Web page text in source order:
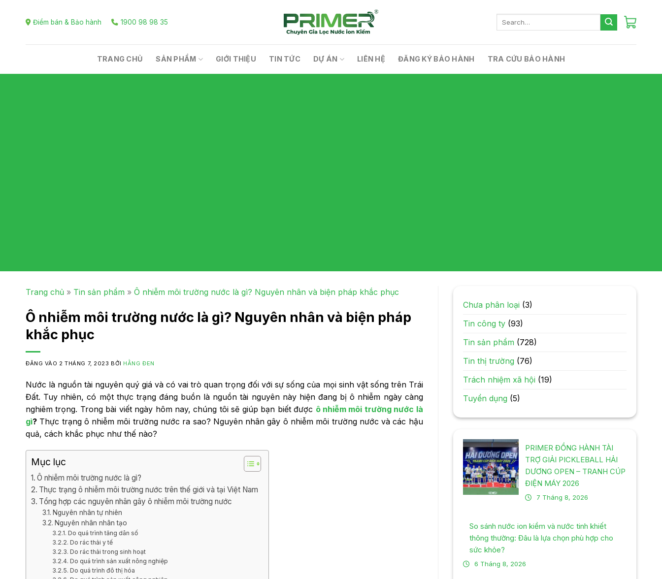
Điểm bán & Bảo hành 1900 98 98 35
TRANG CHỦ SẢN PHẨM GIỚI THIỆU TIN TỨC DỰ ÁN LIÊN HỆ ĐĂNG KÝ BẢO HÀNH TRA CỨU BẢO HÀNH
Trang chủ » Tin sản phẩm » Ô nhiễm môi trường nước là gì? Nguyên nhân và biện pháp khắc phục
Ô nhiễm môi trường nước là gì? Nguyên nhân và biện pháp
khắc phục
ĐĂNG VÀO 2 THÁNG 7, 2023 BỞI HẰNG ĐEN
Nước là nguồn tài nguyên quý giá và có vai trò quan trọng đối với sự sống của mọi sinh vật sống trên Trái
Đất. Tuy nhiên, có một thực trạng đáng buồn là nguồn tài nguyên này hiện đang bị ô nhiễm ngày càng
nghiêm trọng. Trong bài viết ngày hôm nay, chúng tôi sẽ giúp bạn biết được ô nhiễm môi trường nước là
gì? Thực trạng ô nhiễm môi trường nước ra sao? Nguyên nhân gây ô nhiễm môi trường nước và các hậu
quả, cách khắc phục như thế nào?
Mục lục
Ô nhiễm môi trường nước là gì?
Thực trạng ô nhiễm môi trường nước trên thế giới và tại Việt Nam
Tổng hợp các nguyên nhân gây ô nhiễm môi trường nước
Nguyên nhân tự nhiên
Nguyên nhân nhân tạo
Do quá trình tăng dân số
Do rác thải y tế
Do rác thải trong sinh hoạt
Do quá trình sản xuất nông nghiệp
Do quá trình đô thị hóa
Chưa phân loại (3)
Tin công ty(93)
Tin sản phẩm (728)
Tin thị trường (76)
Trách nhiệm xã hội (19)
Tuyển dụng (5)
PRIMER ĐỒNG HÀNH TÀI
TRỢ GIẢI PICKLEBALL HẢI
DƯƠNG OPEN – TRANH CÚP
ĐIỆN MÁY 2026
7 Tháng 8, 2026
So sánh nước ion kiềm và nước tinh khiết
thông thường: Đâu là lựa chọn phù hợp cho
sức khỏe?
6 Tháng 8, 2026